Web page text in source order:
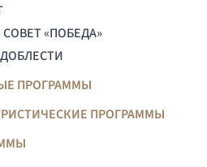
«ПОБЕДА»
ПРОГРАММЫ
ПРОГРАММЫ